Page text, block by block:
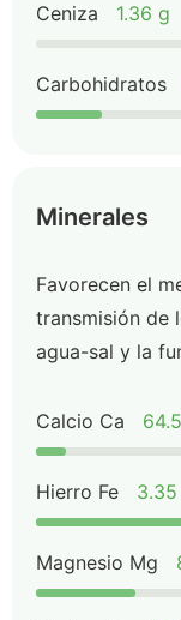
Ceniza 1.36 g
Carbohidratos
Minerales
Favorecen el
transmisión de
agua-sal y la
Calcio Ca
Hierro Fe
Magnesio Mg